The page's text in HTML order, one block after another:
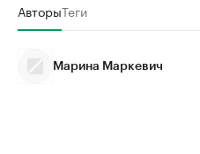
АвторыТеги
Марина Маркевич